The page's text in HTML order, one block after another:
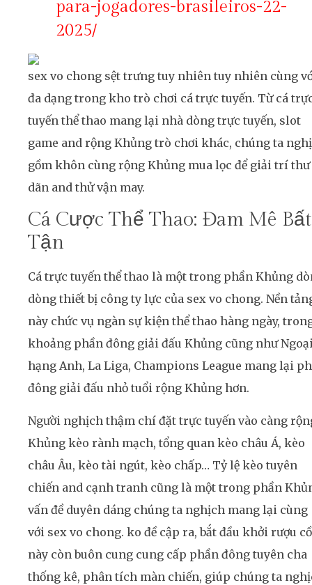
para-jogadores-brasileiros-22-
2025/
sex vo chong sệt trưng tuy nhiên tuy nhiên cùng
đa dạng trong kho trò chơi cá trực tuyến. Từ cá
tuyến thể thao mang lại nhà dòng trực tuyến, slot
game and rộng Khủng trò chơi khác, chúng ta
gồm khôn cùng rộng Khủng mua lọc để giải trí thư
dãn and thử vận may.
Cá Cược Thể Thao: Đam Mê Bất
Tận
Cá trực tuyến thể thao là một trong phần Khủng
dòng thiết bị công ty lực của sex vo chong. Nền
này chức vụ ngàn sự kiện thể thao hàng ngày,
khoảng phần đông giải đấu Khủng cũng như
hạng Anh, La Liga, Champions League mang lại
đông giải đấu nhỏ tuổi rộng Khủng hơn.
Người nghịch thậm chí đặt trực tuyến vào càng
Khủng kèo rành mạch, tổng quan kèo châu Á, kèo
châu Âu, kèo tài ngút, kèo chấp… Tỷ lệ kèo tuyên
chiến and cạnh tranh cũng là một trong phần
vấn đề duyên dáng chúng ta nghịch mang lại cùng
với sex vo chong. ko đề cập ra, bắt đầu khởi rượu
này còn buôn cung cung cấp phần đông tuyên cha
thống kê, phân tích màn chiến, giúp chúng ta